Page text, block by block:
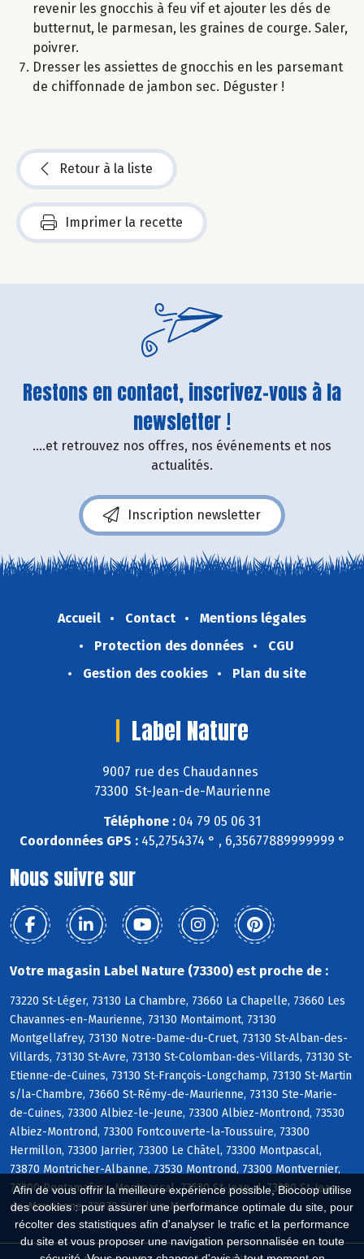
Afin de vous offrir la meilleure expérience possible, Biocoop utilise
des cookies : pour assurer une performance optimale du site, pour
récolter des statistiques afin d'analyser le trafic et la performance
du site et vous proposer une navigation personnalisée en toute
revenir les gnocchis à feu vif et ajouter les dés de
butternut, le parmesan, les graines de courge. Saler,
poivrer.
Dresser les assiettes de gnocchis en les parsemant
de chiffonnade de jambon sec. Déguster !
Retour à la liste
Imprimer la recette
Restons en contact, inscrivez-vous à la
newsletter !
....et retrouvez nos offres, nos événements et nos
actualités.
Inscription newsletter
Accueil Contact
Mentions légales
Protection des données
CGU
Gestion des cookies
Plan du site
Label Nature
9007 rue des Chaudannes
73300 St-Jean-de-Maurienne
Téléphone : 04 79 05 06 31
Coordonnées GPS :45,2754374 ° , 6,35677889999999 °
Nous suivre sur
Votre magasin Label Nature (73300) est proche de :
73220 St-Léger, 73130 La Chambre, 73660 La Chapelle, 73660 Les
Chavannes-en-Maurienne, 73130 Montaimont, 73130
Montgellafrey, 73130 Notre-Dame-du-Cruet, 73130 St-Alban-des-
Villards, 73130 St-Avre, 73130 St-Colomban-des-Villards, 73130 St-
Etienne-de-Cuines, 73130 St-François-Longchamp, 73130 St-Martin
s/la-Chambre, 73660 St-Rémy-de-Maurienne, 73130 Ste-Marie-
de-Cuines, 73300 Albiez-le-Jeune, 73300 Albiez-Montrond, 73530
Albiez-Montrond, 73300 Fontcouverte-la-Toussuire, 73300
Hermillon, 73300 Jarrier, 73300 Le Châtel, 73300 Montpascal,
73870 Montricher-Albanne, 73530 Montrond, 73300 Montvernier,
73300 Pontamafrey-Montpascal, 73530 St-Jean-d, 73300 St-Jean-
de-Maurienne, 73870 St-Julien-Mont-Denis